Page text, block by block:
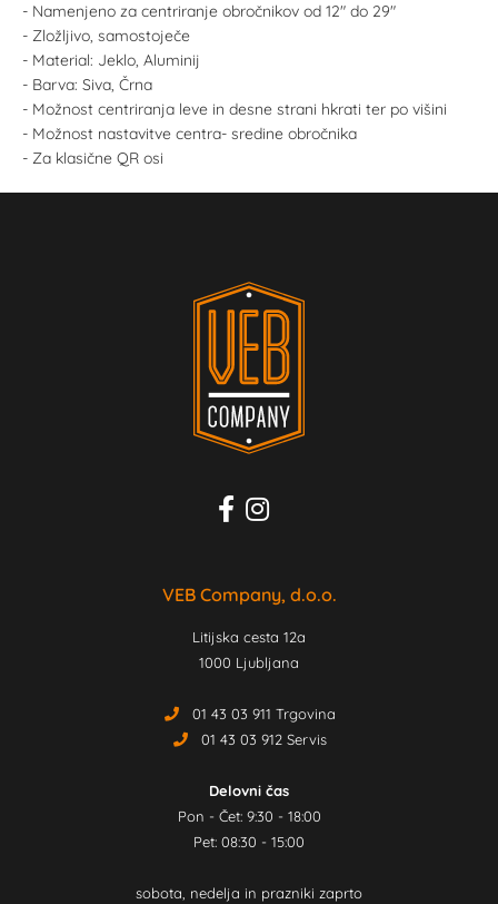
- Namenjeno za centriranje obročnikov od 12" do 29"
- Zložljivo, samostoječe
- Material: Jeklo, Aluminij
- Barva: Siva, Črna
- Možnost centriranja leve in desne strani hkrati ter po višini
- Možnost nastavitve centra- sredine obročnika
- Za klasične QR osi
VEB Company, d.o.o.
Litijska cesta 12a
1000 Ljubljana
01 43 03 911 Trgovina
01 43 03 912 Servis
Delovni čas
Pon - Čet: 9:30 - 18:00
Pet: 08:30 - 15:00
sobota, nedelja in prazniki zaprto